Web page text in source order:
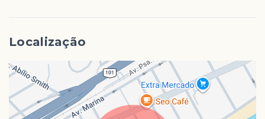
Localização